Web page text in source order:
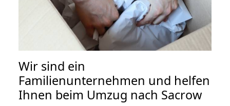
Wir sind ein
Familienunternehmen und helfen
Ihnen beim Umzug nach Sacrow